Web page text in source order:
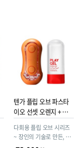
텐가 플립 오브 파스타
이오 선셋 오렌지 + 플
은품
다회용 플립 오브 시리즈
~ 장인의 기술로 만든, 촉
감 속에 심이 있는 자극.